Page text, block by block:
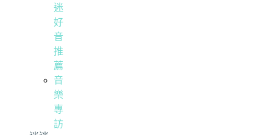
迷
好
音
推
薦
音
樂
專
訪